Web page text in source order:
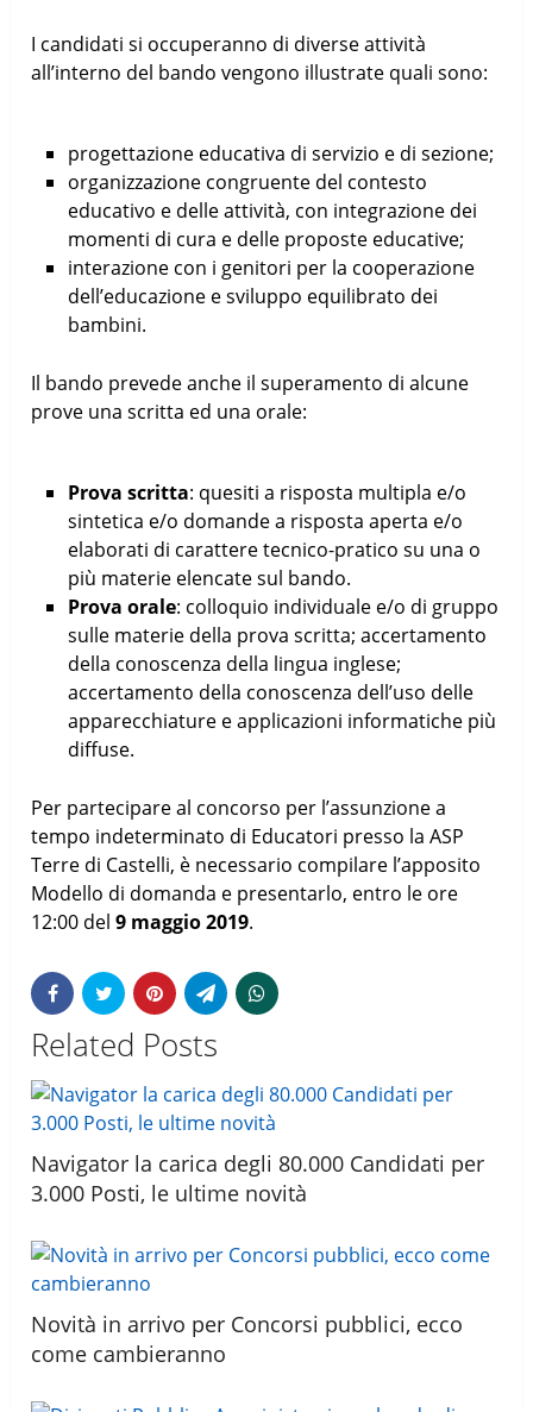
I candidati si occuperanno di diverse attività
all’interno del bando vengono illustrate quali sono:
progettazione educativa di servizio e di sezione;
organizzazione congruente del contesto
educativo e delle attività, con integrazione dei
momenti di cura e delle proposte educative;
interazione con i genitori per la cooperazione
dell’educazione e sviluppo equilibrato dei
bambini.
Il bando prevede anche il superamento di alcune
prove una scritta ed una orale:
Prova scritta: quesiti a risposta multipla e/o
sintetica e/o domande a risposta aperta e/o
elaborati di carattere tecnico-pratico su una o
più materie elencate sul bando.
Prova orale: colloquio individuale e/o di gruppo
sulle materie della prova scritta; accertamento
della conoscenza della lingua inglese;
accertamento della conoscenza dell’uso delle
apparecchiature e applicazioni informatiche più
diffuse.
Per partecipare al concorso per l’assunzione a
tempo indeterminato di Educatori presso la ASP
Terre di Castelli, è necessario compilare l’apposito
Modello di domanda e presentarlo, entro le ore
12:00 del9 maggio 2019.
Related Posts
Navigator la carica degli 80.000 Candidati per
3.000 Posti, le ultime novità
Novità in arrivo per Concorsi pubblici, ecco
come cambieranno